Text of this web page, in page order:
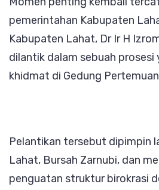
pemerintahan Kabupaten
Kabupaten Lahat, Dr Ir H
dilantik dalam sebuah prosesi
khidmat di Gedung
Pelantikan tersebut dipimpin
Lahat, Bursah Zarnubi, dan
penguatan struktur birokrasi